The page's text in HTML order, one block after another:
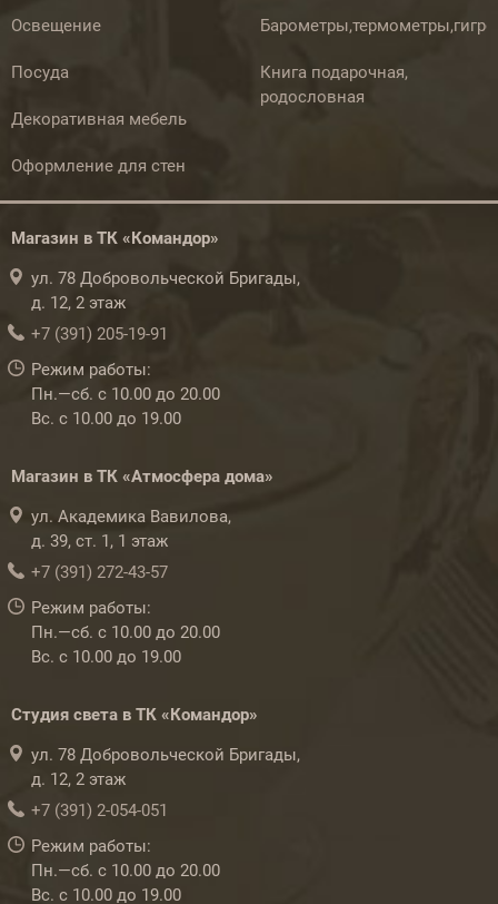
Освещение
Посуда
Декоративная мебель
Оформление для стен
Книга подарочная,
родословная
Магазин в ТК «Командор»
ул. 78 Добровольческой Бригады,
д. 12, 2 этаж
+7 (391) 205-19-91
Режим работы:
Пн.—сб. с 10.00 до 20.00
Вс. с 10.00 до 19.00
Магазин в ТК «Атмосфера дома»
ул. Академика Вавилова,
д. 39, ст. 1, 1 этаж
+7 (391) 272-43-57
Режим работы:
Пн.—сб. с 10.00 до 20.00
Вс. с 10.00 до 19.00
Студия света в ТК «Командор»
ул. 78 Добровольческой Бригады,
д. 12, 2 этаж
+7 (391) 2-054-051
Режим работы:
Пн.—сб. с 10.00 до 20.00
Вс. с 10.00 до 19.00